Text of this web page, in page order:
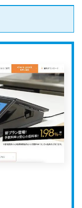
すすめ／
ちら
こちらの記事で
せて参考にして
らメリット・デメリ
説
法に対応したキャッシュ
期費用や月額固定費が一
、コストを抑えつつ顧客
重要な課題です。Airペイ
：VISA、JCBなど
交通系ICなど
済は月1回）
ネー、QRコー